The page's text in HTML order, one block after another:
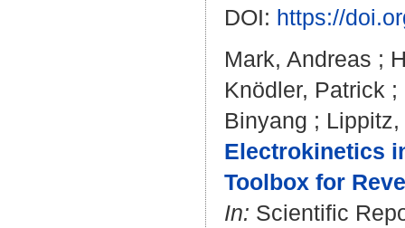
DOI: https://
Mark, Andreas ;
Knödler, Patrick ;
Binyang ;
Electrokinetics
Toolbox for
In: Scientific